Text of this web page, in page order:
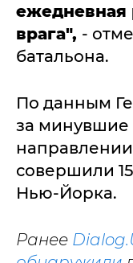
ежедневная
врага", -
батальона.
По данным
за минувшие
направлении
совершили
Нью-Йорка.
Ранее